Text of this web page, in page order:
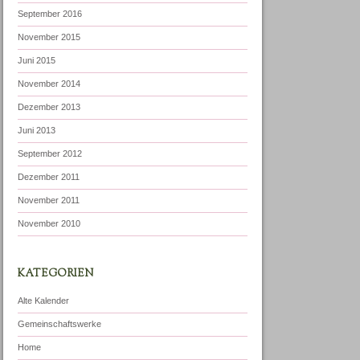
September 2016
November 2015
Juni 2015
November 2014
Dezember 2013
Juni 2013
September 2012
Dezember 2011
November 2011
November 2010
KATEGORIEN
Alte Kalender
Gemeinschaftswerke
Home